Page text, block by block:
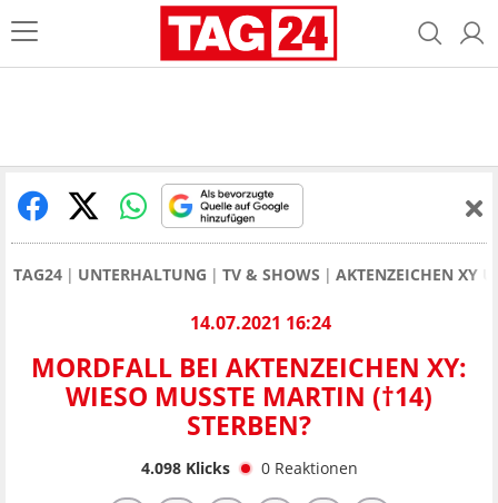
TAG24 UNTERHALTUNG TV & SHOWS AKTENZEICHEN XY
14.07.2021 16:24
MORDFALL BEI AKTENZEICHEN XY:
WIESO MUSSTE MARTIN (†14)
STERBEN?
4.098Klicks 0 Reaktionen